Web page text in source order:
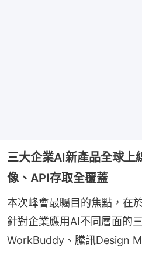
三大企業AI新產品全球
像、API存取全覆蓋
本次峰會最矚目的焦點，在
針對企業應用AI不同層面的
WorkBuddy、騰訊Design